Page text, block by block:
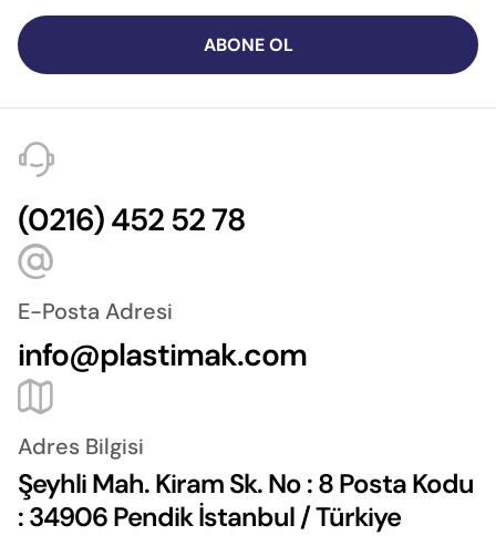
ABONE OL
(0216) 452 52 78
E-Posta Adresi
info@plastimak.com
Adres Bilgisi
Şeyhli Mah. Kiram Sk. No : 8 Posta Kodu
: 34906 Pendik İstanbul / Türkiye